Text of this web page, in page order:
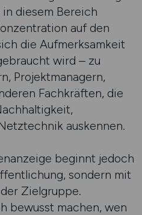
diesem Bereich
auf den
die Aufmerksamkeit
wird – zu
Projektmanagern,
Fachkräften, die
auskennen.
beginnt jedoch
sondern mit
Zielgruppe.
bewusst machen, wen